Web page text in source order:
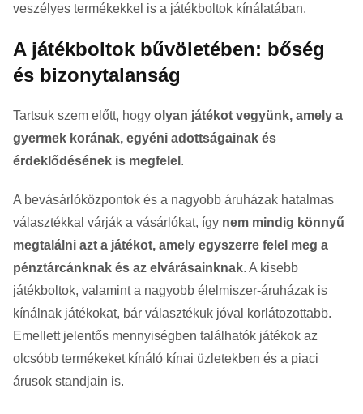
veszélyes termékekkel is a játékboltok kínálatában.
A játékboltok bűvöletében: bőség
és bizonytalanság
Tartsuk szem előtt, hogy olyan játékot vegyünk, amely a
gyermek korának, egyéni adottságainak és
érdeklődésének is megfelel .
A bevásárlóközpontok és a nagyobb áruházak hatalmas
választékkal várják a vásárlókat, így nem mindig könnyű
megtalálni azt a játékot, amely egyszerre felel meg a
pénztárcánknak és az elvárásainknak. A kisebb
játékboltok, valamint a nagyobb élelmiszer-áruházak is
kínálnak játékokat, bár választékuk jóval korlátozottabb.
Emellett jelentős mennyiségben találhatók játékok az
olcsóbb termékeket kínáló kínai üzletekben és a piaci
árusok standjain is.